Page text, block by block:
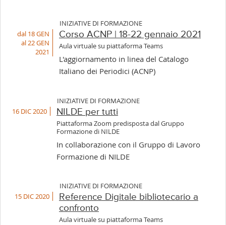
INIZIATIVE DI FORMAZIONE
dal 18 GEN
al 22 GEN
2021
Corso ACNP | 18-22 gennaio 2021
Aula virtuale su piattaforma Teams
L'aggiornamento in linea del Catalogo
Italiano dei Periodici (ACNP)
INIZIATIVE DI FORMAZIONE
16 DIC 2020
NILDE per tutti
Piattaforma Zoom predisposta dal Gruppo
Formazione di NILDE
In collaborazione con il Gruppo di Lavoro
Formazione di NILDE
INIZIATIVE DI FORMAZIONE
15 DIC 2020
Reference Digitale bibliotecario a
confronto
Aula virtuale su piattaforma Teams